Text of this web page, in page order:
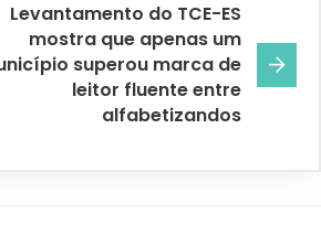
Levantamento do TCE-ES
mostra que apenas um
superou marca de
leitor fluente entre
alfabetizandos